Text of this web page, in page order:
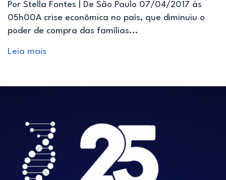
Por Stella Fontes | De São Paulo 07/04/2017 às
05h00A crise econômica no país, que diminuiu o
poder de compra das famílias...
Leia mais